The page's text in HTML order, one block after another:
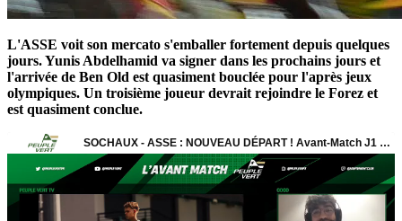
L'ASSE voit son mercato s'emballer fortement depuis quelques
jours. Yunis Abdelhamid va signer dans les prochains jours et
l'arrivée de Ben Old est quasiment bouclée pour l'après jeux
olympiques. Un troisième joueur devrait rejoindre le Forez et
est quasiment conclue.